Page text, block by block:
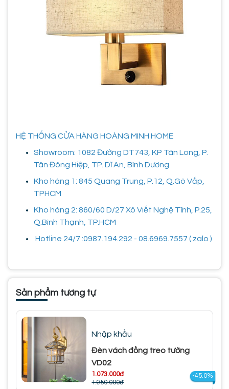
HỆ THỐNG CỬA HÀNG HOÀNG MINH HOME
Showroom: 1082 Đường DT743, KP Tân Long, P.
Tân Đông Hiệp, TP. Dĩ An, Bình Dương
Kho hàng 1: 845 Quang Trung, P.12, Q.Gò Vấp,
TPHCM
Kho hàng 2: 860/60 D/27 Xô Viết Nghệ Tĩnh, P.25,
Q.Bình Thạnh, TP.HCM
Hotline 24/7 :0987.194.292 - 08.6969.7557 ( zalo )
Sản phẩm tương tự
Nhập khẩu
Đèn vách đồng treo tường
VD02
1.073.000đ
1.950.000đ
-45.0%